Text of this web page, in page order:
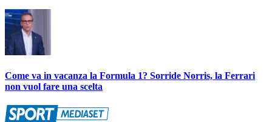
Come va in vacanza la Formula 1? Sorride Norris, la Ferrari
non vuol fare una scelta